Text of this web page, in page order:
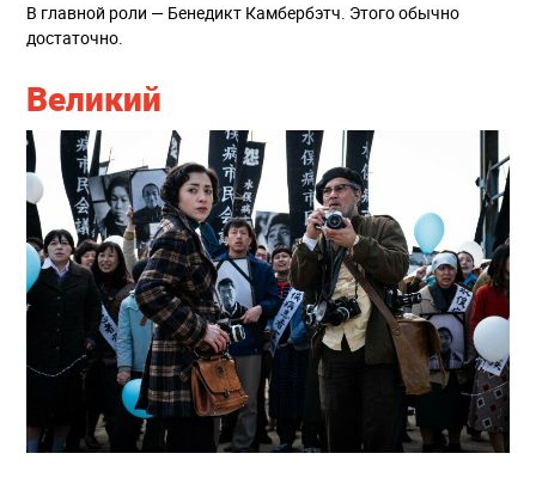
В главной роли — Бенедикт Камбербэтч. Этого обычно
достаточно.
Великий